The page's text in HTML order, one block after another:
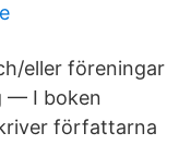
eller föreningar
— I boken
författarna